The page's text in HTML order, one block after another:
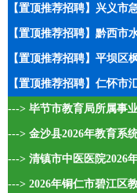
【置顶推荐招聘】兴义市
【置顶推荐招聘】黔西市
【置顶推荐招聘】平坝区
【置顶推荐招聘】仁怀市
---> 毕节市教育局所属事
---> 金沙县2026年教育系
---> 清镇市中医医院2026
---> 2026年铜仁市碧江区